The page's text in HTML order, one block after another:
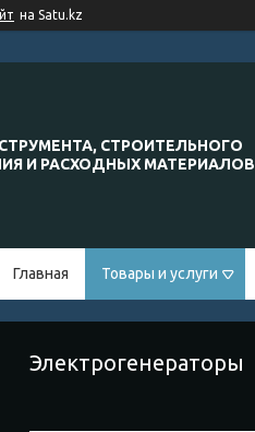
на Satu.kz
СТРОИТЕЛЬНОГО
И РАСХОДНЫХ МАТЕРИАЛОВ
Главная Товары и услуги
Электрогенераторы